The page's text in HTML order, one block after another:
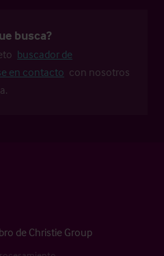
busca?
buscador de
en contacto con nosotros
de Christie Group